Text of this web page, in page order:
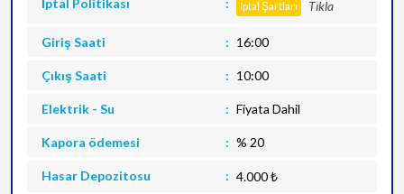
İptal Politikası İptal Şartları Tıkla
Giriş Saati 16:00
Çıkış Saati 10:00
Elektrik - Su Fiyata Dahil
Kapora ödemesi % 20
Hasar Depozitosu 4.000 ₺